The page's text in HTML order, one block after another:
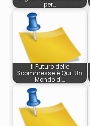
per…
Il Futuro delle
Scommesse è Qui: Un
Mondo di…